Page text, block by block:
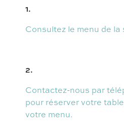
1.
Consultez le menu de
2.
Contactez-nous par
pour réserver votre
votre menu.